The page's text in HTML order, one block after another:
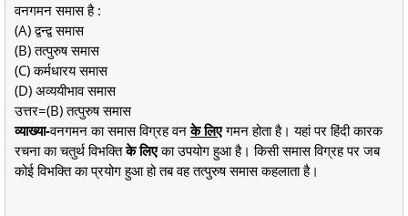
वनगमन समास है :
(A) द्वन्द्व समास
(B) तत्पुरुष समास
(C) कर्मधारय समास
(D) अव्ययीभाव समास
उत्तर=(B) तत्पुरुष समास
व्याख्या-वनगमन का समास विग्रह वनके लिएगमन होता है। यहां पर हिंदी कारक
रचना का चतुर्थ विभक्तिके लिएका उपयोग हुआ है। किसी समास विग्रह पर जब
कोई विभक्ति का प्रयोग हुआ हो तब वह तत्पुरुष समास कहलाता है।